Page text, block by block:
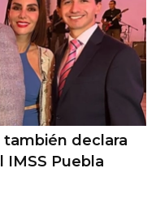
también declara
Puebla